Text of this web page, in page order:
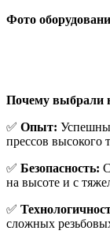
Фото
Почему выбрали
✅ Опыт:
прессов высокого
✅ Безопасность:
на высоте и с
✅
сложных